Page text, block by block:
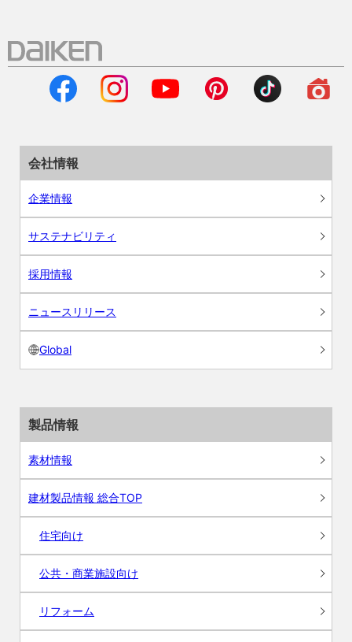
会社情報
企業情報
サステナビリティ
採用情報
ニュースリリース
Global
製品情報
素材情報
建材製品情報 総合TOP
住宅向け
公共・商業施設向け
リフォーム